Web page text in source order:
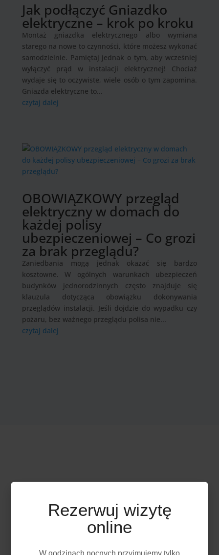
Jak podłączyć Gniazdko
elektryczne – krok po kroku
Montaż gniazdka elektrycznego albo wymiana
starego na nowe to czynności, które możesz wykonać
samodzielnie. Pamiętaj jednak o tym, aby wcześniej
wyłączyć prąd w instalacji elektrycznej! Chociaż
wydaje się to oczywiste, wiele osób o tym zapomina.
Gniazda elektryczne to...
czytaj dalej
OBOWIĄZKOWY przegląd
elektryczny w domach do
każdej polisy
ubezpieczeniowej – Co grozi
za brak przeglądu?
Zaniedbania mogą jednak okazać się bardzo
kosztowne. W ogólnych warunkach ubezpieczeń
budynków jednorodzinnych często znajduje się
klauzula dotycząca obowiązku dokonywania
przeglądów instalacji. Jeśli dojdzie do wypadku czy
pożaru, bez ważnego przeglądu polisa nie...
czytaj dalej
Rezerwuj wizytę
online
W godzinach nocnych przyjmujemy tylko